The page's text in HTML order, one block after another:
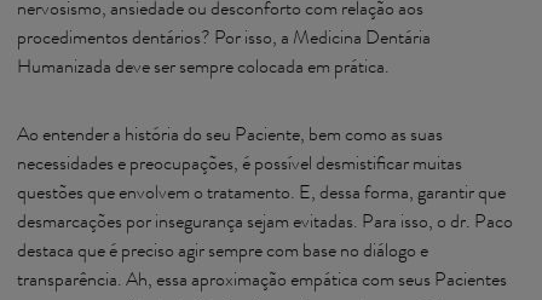
nervosismo, ansiedade ou desconforto com relação aos
procedimentos dentários? Por isso, a Medicina Dentária
Humanizada deve ser sempre colocada em prática.
Ao entender a história do seu Paciente, bem como as suas
necessidades e preocupações, é possível desmistificar muitas
questões que envolvem o tratamento. E, dessa forma, garantir que
desmarcações por insegurança sejam evitadas. Para isso, o dr. Paco
destaca que é preciso agir sempre com base no diálogo e
transparência. Ah, essa aproximação empática com seus Pacientes